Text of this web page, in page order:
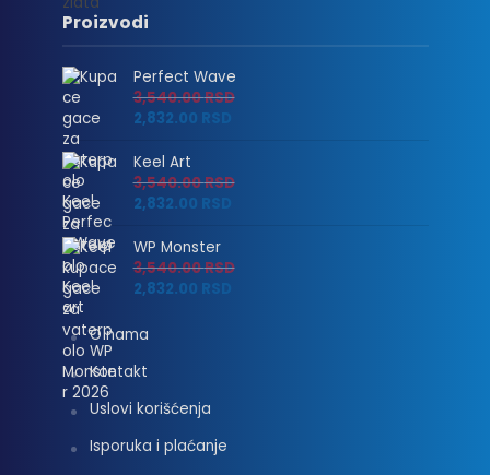
Proizvodi
Perfect Wave
3,540.00RSD
2,832.00 RSD
Keel Art
3,540.00RSD
2,832.00 RSD
WP Monster
3,540.00RSD
2,832.00 RSD
O nama
Kontakt
Uslovi korišćenja
Isporuka i plaćanje